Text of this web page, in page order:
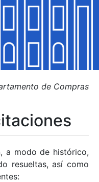
de Compras
a modo de histórico,
resueltas, así como